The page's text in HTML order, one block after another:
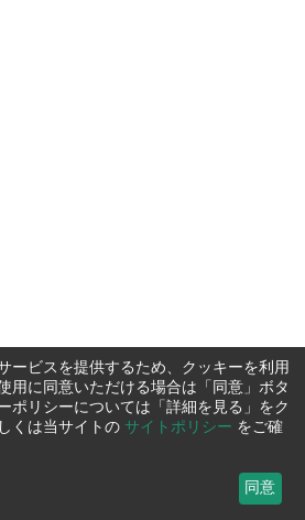
ービスを提供するため、クッキーを利用
用に同意いただける場合は「同意」ボタ
ポリシーについては「詳細を見る」をク
くは当サイトの サイトポリシー をご確
同意